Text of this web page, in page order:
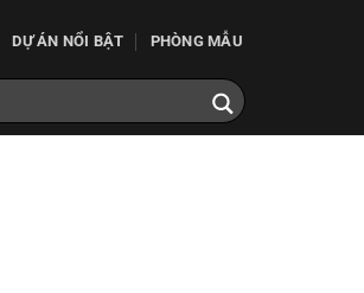
DỰ ÁN NỔI BẬT PHÒNG MẪU